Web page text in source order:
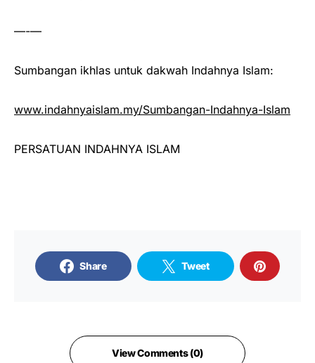
—-—
Sumbangan ikhlas untuk dakwah Indahnya Islam:
www.indahnyaislam.my/Sumbangan-Indahnya-Islam
PERSATUAN INDAHNYA ISLAM
Share Tweet
View Comments (0)